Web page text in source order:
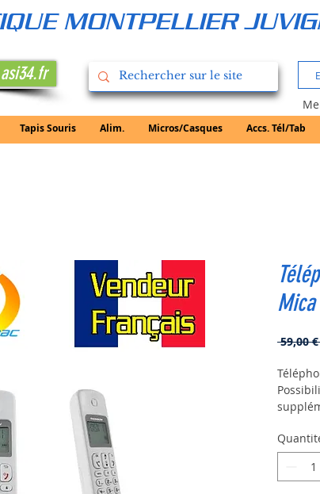
Tapis Souris Alim. Micros/Casques Accs. Tél/Tab
MONTPELLIER
59,00
Portée:
50